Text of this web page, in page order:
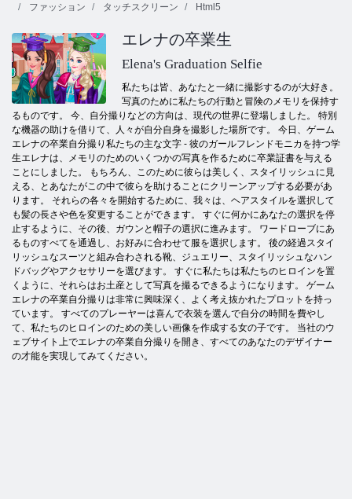
ファッション
タッチスクリーン Html5
エレナの卒業生
Elena's Graduation Selfie
私たちは皆、あなたと一緒に撮影するのが大好き。
写真のために私たちの行動と冒険のメモリを保持す
るものです。 今、自分撮りなどの方向は、現代の世界に登場しました。 特別
な機器の助けを借りて、人々が自分自身を撮影した場所です。 今日、ゲーム
エレナの卒業自分撮り私たちの主な文字 - 彼のガールフレンドモニカを持つ学
生エレナは、メモリのためのいくつかの写真を作るために卒業証書を与える
ことにしました。 もちろん、このために彼らは美しく、スタイリッシュに見
える、とあなたがこの中で彼らを助けることにクリーンアップする必要があ
ります。 それらの各々を開始するために、我々は、ヘアスタイルを選択して
も髪の長さや色を変更することができます。 すぐに何かにあなたの選択を停
止するように、その後、ガウンと帽子の選択に進みます。 ワードローブにあ
るものすべてを通過し、お好みに合わせて服を選択します。 後の経過スタイ
リッシュなスーツと組み合わされる靴、ジュエリー、スタイリッシュなハン
ドバッグやアクセサリーを選びます。 すぐに私たちは私たちのヒロインを置
くように、それらはお土産として写真を撮るできるようになります。 ゲーム
エレナの卒業自分撮りは非常に興味深く、よく考え抜かれたプロットを持っ
ています。 すべてのプレーヤーは喜んで衣装を選んで自分の時間を費やし
て、私たちのヒロインのための美しい画像を作成する女の子です。 当社のウ
ェブサイト上でエレナの卒業自分撮りを開き、すべてのあなたのデザイナー
の才能を実現してみてください。